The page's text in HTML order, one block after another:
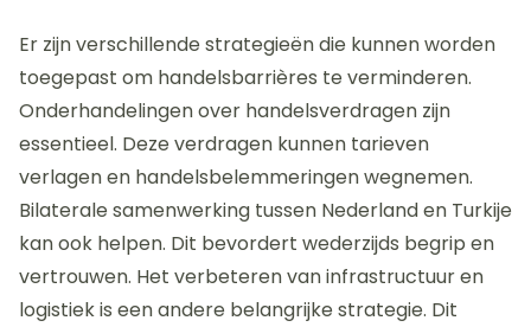
Er zijn verschillende strategieën die kunnen worden
toegepast om handelsbarrières te verminderen.
Onderhandelingen over handelsverdragen zijn
essentieel. Deze verdragen kunnen tarieven
verlagen en handelsbelemmeringen wegnemen.
Bilaterale samenwerking tussen Nederland en Turkije
kan ook helpen. Dit bevordert wederzijds begrip en
vertrouwen. Het verbeteren van infrastructuur en
logistiek is een andere belangrijke strategie. Dit